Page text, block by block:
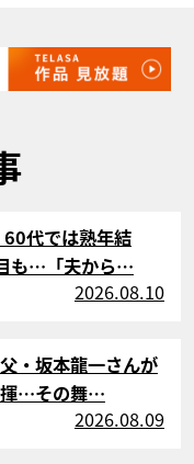
代では熟年結
も…「夫から…
2026.08.10
・坂本龍一さんが
揮…その舞…
2026.08.09